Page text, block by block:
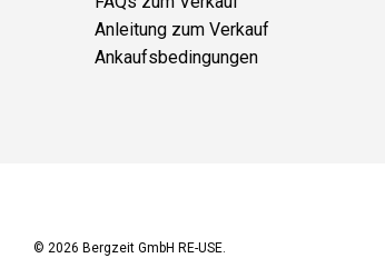
Anleitung zum Verkauf
Ankaufsbedingungen
© 2026 Bergzeit GmbH RE-USE.